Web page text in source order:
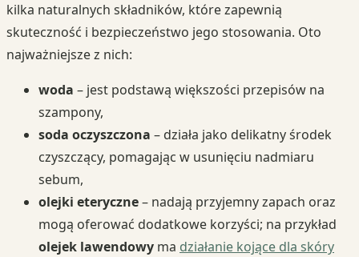
kilka naturalnych składników, które zapewnią
skuteczność i bezpieczeństwo jego stosowania. Oto
najważniejsze z nich:
woda – jest podstawą większości przepisów na
szampony,
soda oczyszczona – działa jako delikatny środek
czyszczący, pomagając w usunięciu nadmiaru
sebum,
olejki eteryczne– nadają przyjemny zapach oraz
mogą oferować dodatkowe korzyści; na przykład
olejek lawendowy ma działanie kojące dla skóry